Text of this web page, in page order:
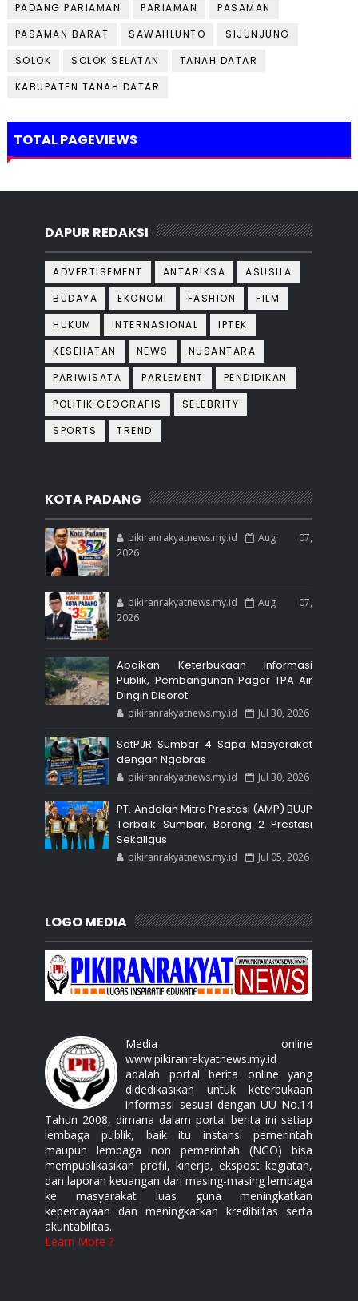
PADANG PARIAMAN
PARIAMAN
PASAMAN
PASAMAN BARAT
SAWAHLUNTO
SIJUNJUNG
SOLOK
SOLOK SELATAN
TANAH DATAR
KABUPATEN TANAH DATAR
TOTAL PAGEVIEWS
DAPUR REDAKSI
ADVERTISEMENT ANTARIKSA
ASUSILA
BUDAYA
EKONOMI FASHION
FILM
HUKUM
INTERNASIONAL
IPTEK
KESEHATAN
NEWS
NUSANTARA
PARIWISATA
PARLEMENT
PENDIDIKAN
POLITIK GEOGRAFIS
SELEBRITY
SPORTS
TREND
KOTA PADANG
pikiranrakyatnews.my.id
Aug 07,
2026
pikiranrakyatnews.my.id
Aug 07,
2026
Abaikan Keterbukaan Informasi
Publik, Pembangunan Pagar TPA Air
Dingin Disorot
pikiranrakyatnews.my.id Jul 30, 2026
SatPJR Sumbar 4 Sapa Masyarakat
dengan Ngobras
pikiranrakyatnews.my.id Jul 30, 2026
PT. Andalan Mitra Prestasi (AMP) BUJP
Terbaik Sumbar, Borong 2 Prestasi
Sekaligus
pikiranrakyatnews.my.id Jul 05, 2026
LOGO MEDIA
Media online
www.pikiranrakyatnews.my.id
adalah portal berita online yang
didedikasikan untuk keterbukaan
informasi sesuai dengan UU No.14
Tahun 2008, dimana dalam portal berita ini setiap
lembaga publik, baik itu instansi pemerintah
maupun lembaga non pemerintah (NGO) bisa
mempublikasikan profil, kinerja, ekspost kegiatan,
dan laporan keuangan dari masing-masing lembaga
ke masyarakat luas guna meningkatkan
kepercayaan dan meningkatkan kredibiltas serta
akuntabilitas.
Learn More ?